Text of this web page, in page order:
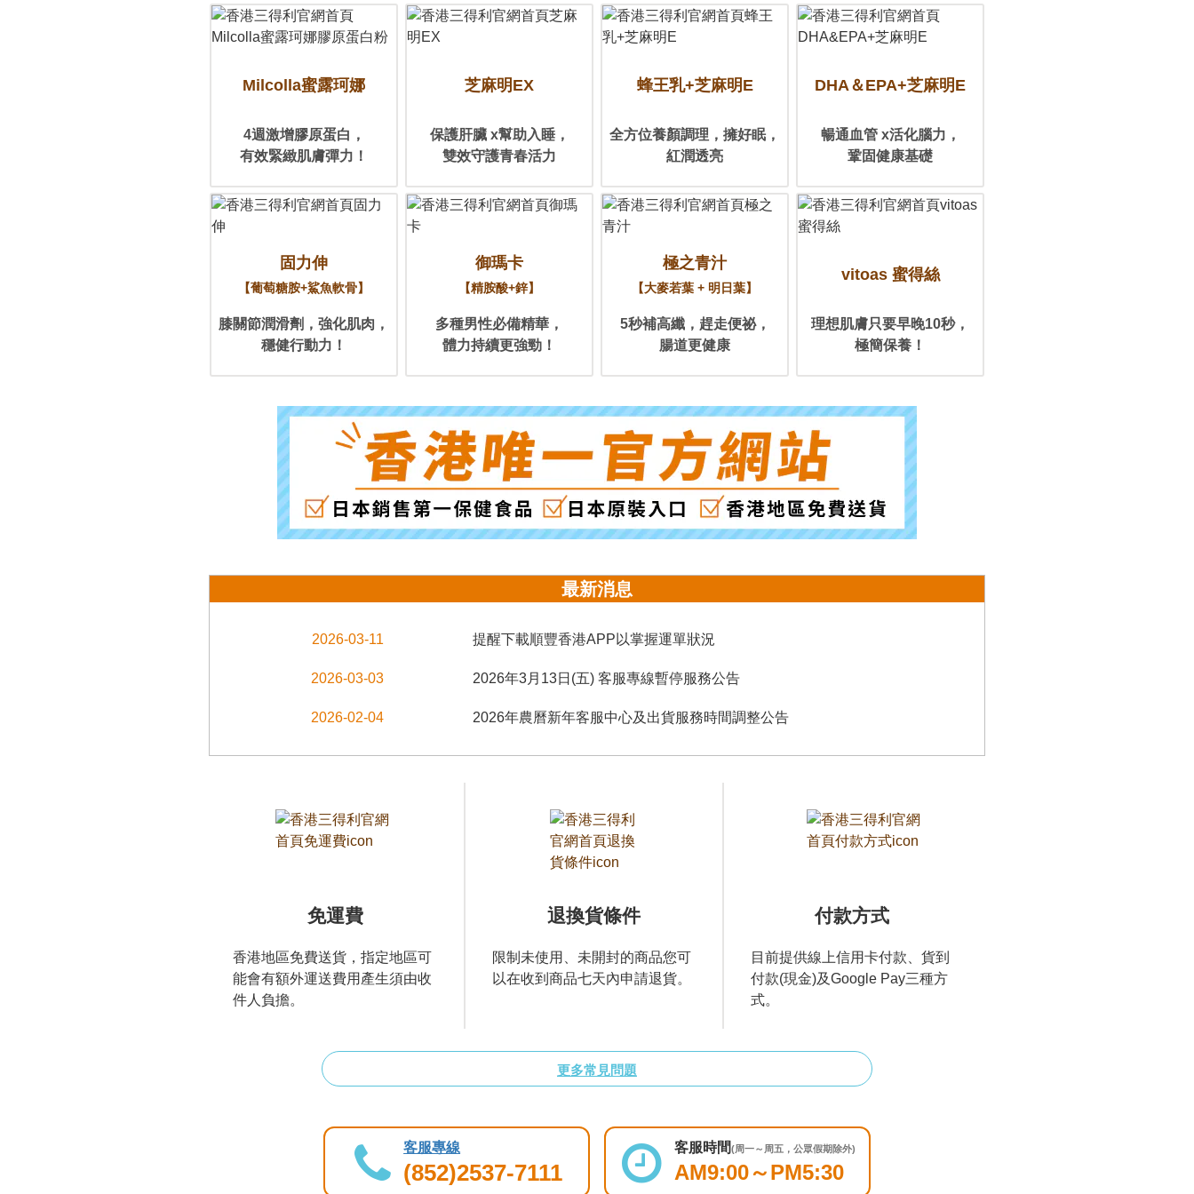
Milcolla蜜露珂娜
4週激增膠原蛋白，
有效緊緻肌膚彈力！
芝麻明EX
保護肝臟 x幫助入睡，
雙效守護青春活力
蜂王乳+芝麻明E
全方位養顏調理， 擁好眠，
紅潤透亮
DHA＆EPA+芝麻明E
暢通血管 x活化腦力，
鞏固健康基礎
固力伸
【葡萄糖胺+鯊魚軟骨】
膝關節潤滑劑， 強化肌肉，
穩健行動力！
御瑪卡
【精胺酸+鋅】
多種男性必備精華，
體力持續更強勁！
極之青汁
【大麥若葉 + 明日葉】
5秒補高纖， 趕走便祕，
腸道更健康
vitoas 蜜得絲
理想肌膚只要早晚10秒，
極簡保養！
最新消息
2026-03-11 提醒下載順豐香港APP以掌握運單狀況
2026-03-03 2026年3月13日(五) 客服專線暫停服務公告
2026-02-04 2026年農曆新年客服中心及出貨服務時間調整公告
免運費
香港地區免費送貨，指定地區可
能會有額外運送費用產生須由收
件人負擔。
退換貨條件
限制未使用、未開封的商品您可
以在收到商品七天內申請退貨。
付款方式
目前提供線上信用卡付款、貨到
付款(現金)及Google Pay三種方
式。
更多常見問題
客服專線
(852)2537-7111
客服時間(周一～周五，公眾假期除外)
AM9:00～PM5:30